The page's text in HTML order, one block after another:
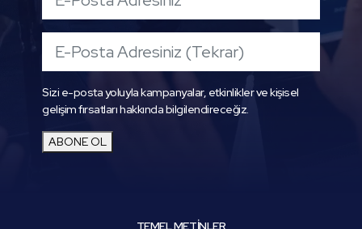
Sizi e-posta yoluyla kampanyalar, etkinlikler ve kişisel
gelişim fırsatları hakkında bilgilendireceğiz.
ABONE OL
TEMEL METİNLER